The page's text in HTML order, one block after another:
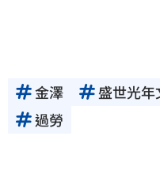
金澤 盛世光年
過勞